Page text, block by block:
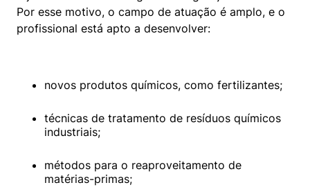
Por esse motivo, o campo de atuação é amplo, e o
profissional está apto a desenvolver:
novos produtos químicos, como fertilizantes;
técnicas de tratamento de resíduos químicos
industriais;
métodos para o reaproveitamento de
matérias-primas;